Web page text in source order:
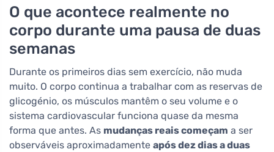
O que acontece realmente no
corpo durante uma pausa de duas
semanas
Durante os primeiros dias sem exercício, não muda
muito. O corpo continua a trabalhar com as reservas de
glicogénio, os músculos mantêm o seu volume e o
sistema cardiovascular funciona quase da mesma
forma que antes. As mudanças reais começam a ser
observáveis aproximadamente após dez dias a duas